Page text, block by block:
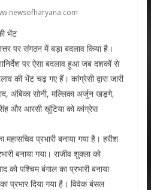
भेंट
पर संगठन में बड़ा बदलाव किया है।
पर ऐसा बदलाव हुआ जब दशकों से
की भेंट चढ़ गए हैं। कांग्रेसी द्वारा जारी
अंबिका सोनी, मल्लिका अर्जुन खड़गे,
और आरसी खुंटिया को कांग्रेस
प्रभारी बनाया गया है। हरीश
बनाया गया। राजीव शुक्ला को
को पश्चिम बंगाल का प्रभारी बनाया
प्रभार दिया गया है। विवेक बंसल